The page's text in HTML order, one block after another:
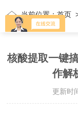
当前位置：首页
核酸提取一键
作解
更新时